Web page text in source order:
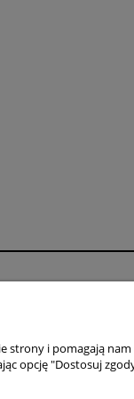
Czas i
Czas
strony i pomagają
opcję "Dostosuj